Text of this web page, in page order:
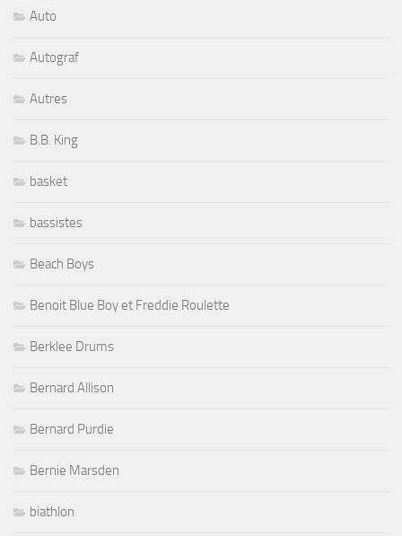
Auto
Autograf
Autres
B.B. King
basket
bassistes
Beach Boys
Benoit Blue Boy et Freddie Roulette
Berklee Drums
Bernard Allison
Bernard Purdie
Bernie Marsden
biathlon